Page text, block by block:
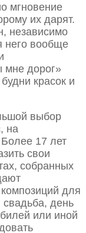
мгновение
их дарят.
независимо
него вообще
мне дорог»
красок и
выбор
на
17 лет
свои
собранных
для
день
или иной